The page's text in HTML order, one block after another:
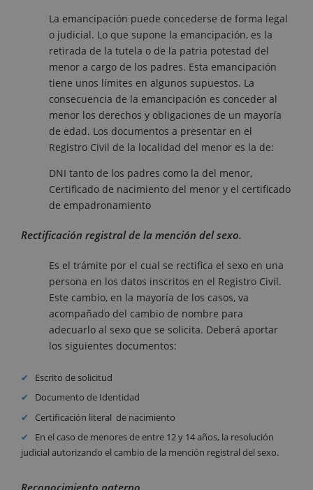
La emancipación puede concederse de forma legal
o judicial. Lo que supone la emancipación, es la
retirada de la tutela o de la patria potestad del
menor a cargo de los padres. Esta emancipación
tiene unos límites en algunos supuestos. La
consecuencia de la emancipación es conceder al
menor los derechos y obligaciones de un mayoría
de edad. Los documentos a presentar en el
Registro Civil de la localidad del menor es la de:
DNI tanto de los padres como la del menor,
Certificado de nacimiento del menor y el certificado
de empadronamiento
Rectificación registral de la mención del sexo.
Es el trámite por el cual se rectifica el sexo en una
persona en los datos inscritos en el Registro Civil.
Este cambio, en la mayoría de los casos, va
acompañado del cambio de nombre para
adecuarlo al sexo que se solicita. Deberá aportar
los siguientes documentos:
Escrito de solicitud
Documento de Identidad
Certificación literal de nacimiento
En el caso de menores de entre 12 y 14 años, la resolución
judicial autorizando el cambio de la mención registral del sexo.
Reconocimiento paterno.